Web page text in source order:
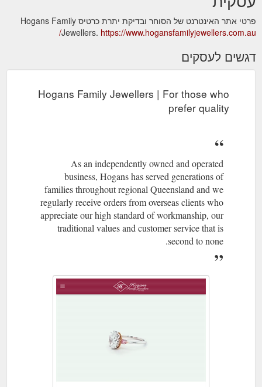
פרטי אתר האינטרנט של הסוחר ובדיקת יתרת כרטיס Hogans Family
Jewellers.https://www.hogansfamilyjewellers.com.au/
דגשים לעסקים
Hogans Family Jewellers | For those who
prefer quality
As an independently owned and operated
business, Hogans has served generations of
families throughout regional Queensland and we
regularly receive orders from overseas clients who
appreciate our high standard of workmanship, our
traditional values and customer service that is
second to none.